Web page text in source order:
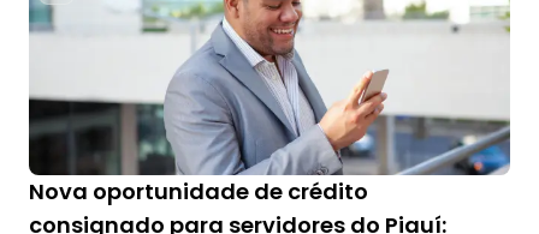
Nova oportunidade de crédito
consignado para servidores do Piauí: